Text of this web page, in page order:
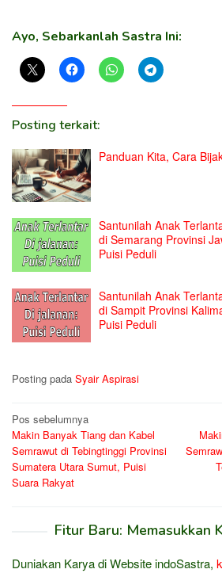
Ayo, Sebarkanlah Sastra Ini:
Posting terkait:
Panduan Kita, Cara
Santunilah Anak
di Semarang Provinsi
Puisi Peduli
Santunilah Anak
di Sampit Provinsi
Puisi Peduli
Posting pada Syair Aspirasi
Navigasi
pos
Pos sebelumnya
Makin Banyak Tiang dan Kabel
Semrawut di Tebingtinggi Provinsi
Sumatera Utara Sumut, Puisi
Suara Rakyat
Fitur Baru: Memasukkan
Duniakan Karya di Website indoSastra,